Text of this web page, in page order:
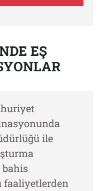
EŞ
ile
bahis
faaliyetlerden